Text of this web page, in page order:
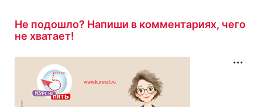
Не подошло? Напиши в комментариях, чего
не хватает!